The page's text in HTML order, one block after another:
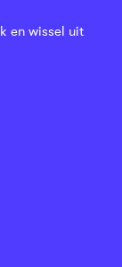
en wissel uit